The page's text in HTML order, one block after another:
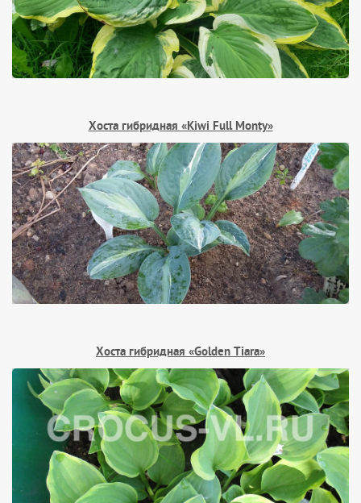
Хоста гибридная «Kiwi Full Monty»
Хоста гибридная «Golden Tiara»